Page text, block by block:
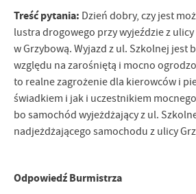
Treść pytania: Dzień dobry, czy jest
lustra drogowego przy wyjeździe z
w Grzybową. Wyjazd z ul. Szkolnej jest
względu na zarośniętą i mocno
to realne zagrożenie dla kierowców i
świadkiem i jak i uczestnikiem
bo samochód wyjeżdżający z ul.
nadjeżdżającego samochodu z ulicy
Odpowiedź Burmistrza